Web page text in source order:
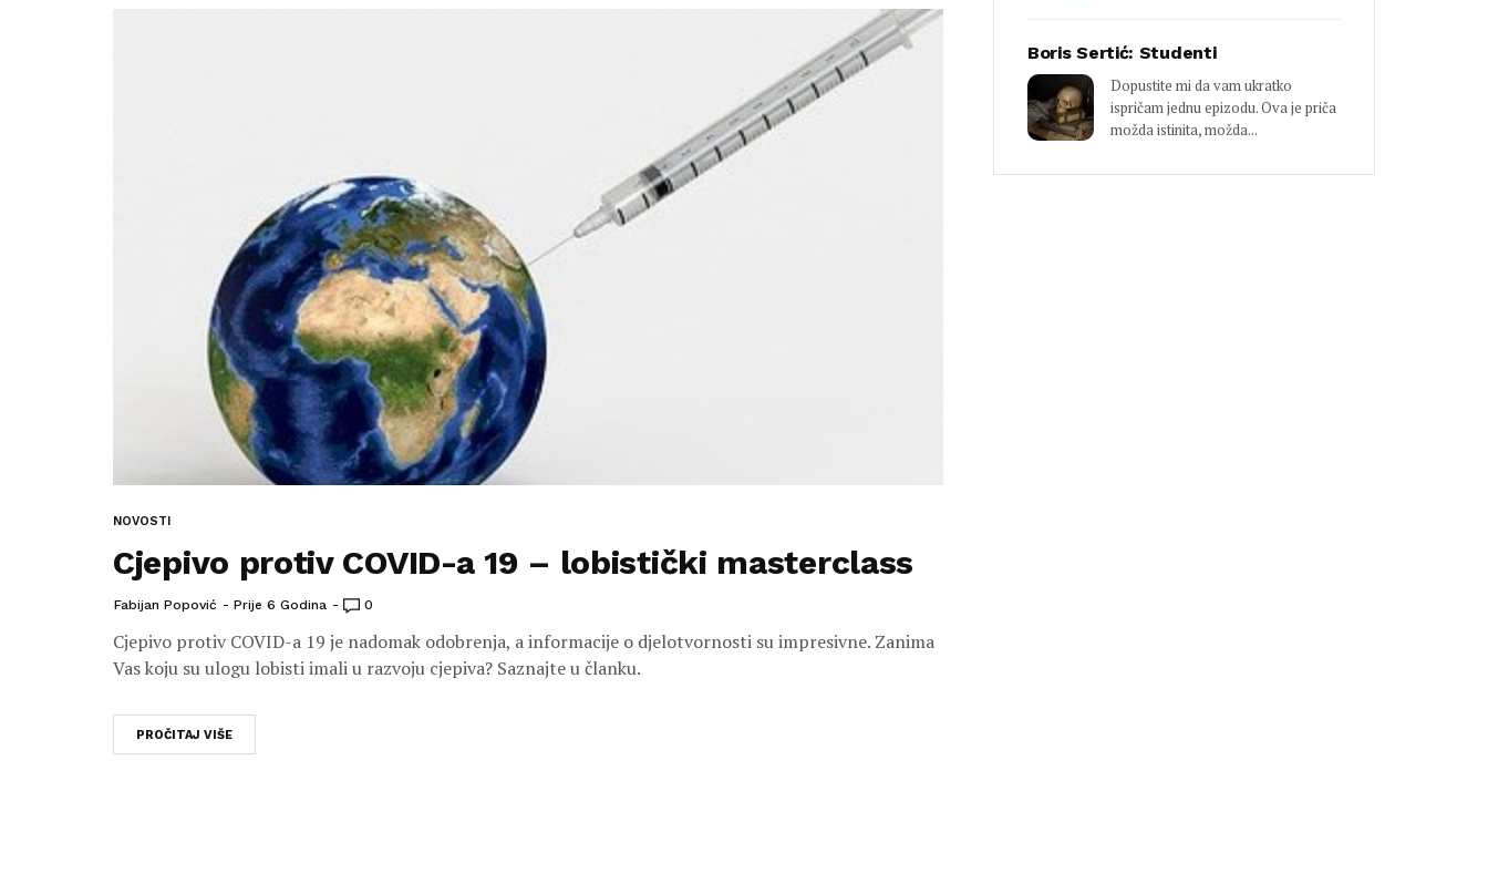
NOVOSTI
Cjepivo protiv COVID-a 19 – lobistički masterclass
Fabijan Popović Prije 6 Godina 0
Cjepivo protiv COVID-a 19 je nadomak odobrenja, a informacije o djelotvornosti su impresivne. Zanima
Vas koju su ulogu lobisti imali u razvoju cjepiva? Saznajte u članku.
PROČITAJ VIŠE
Boris Sertić: Studenti
Dopustite mi da vam ukratko
ispričam jednu epizodu. Ova je priča
možda istinita, možda...